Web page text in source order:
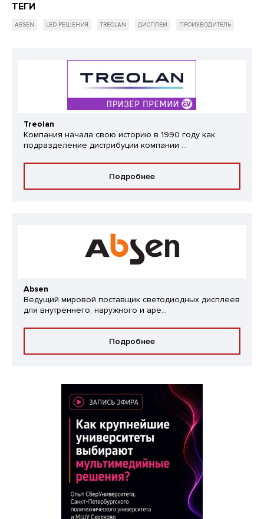
ТЕГИ
ABSEN LED-РЕШЕНИЯ TREOLAN ДИСПЛЕИ ПРОИЗВОДИТЕЛЬ
Treolan
Компания начала свою историю в 1990 году как
подразделение дистрибуции компании ...
Подробнее
Absen
Ведущий мировой поставщик светодиодных дисплеев
для внутреннего, наружного и аре...
Подробнее